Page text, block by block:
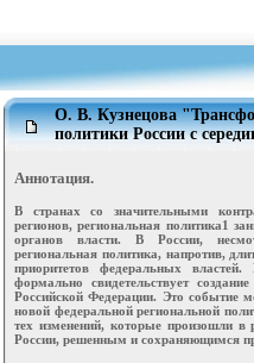
О. В. Кузнецова
политики России с
Аннотация.
В странах со значительными
регионов, региональная политика1
органов власти. В России,
региональная политика, напротив,
приоритетов федеральных
формально свидетельствует
Российской Федерации. Это событие
новой федеральной региональной
тех изменений, которые произошли в
России, решенным и сохраняющимся